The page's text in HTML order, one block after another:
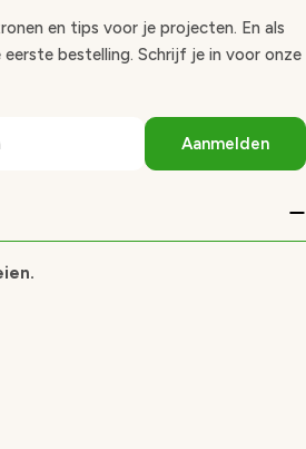
en tips voor je projecten. En als
bestelling. Schrijf je in voor onze
Aanmelden